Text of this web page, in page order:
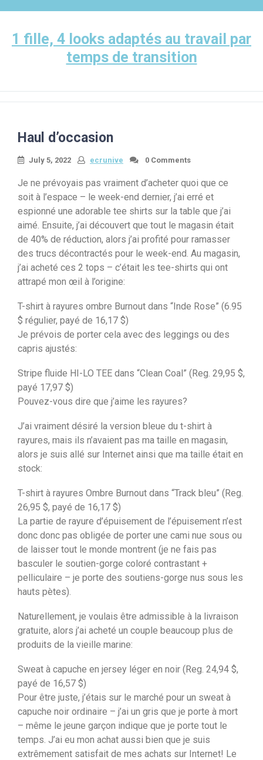
content
1 fille, 4 looks adaptés au travail par
temps de transition
Haul d’occasion
July 5, 2022 ecrunive 0 Comments
Je ne prévoyais pas vraiment d’acheter quoi que ce
soit à l’espace – le week-end dernier, j’ai erré et
espionné une adorable tee shirts sur la table que j’ai
aimé. Ensuite, j’ai découvert que tout le magasin était
de 40% de réduction, alors j’ai profité pour ramasser
des trucs décontractés pour le week-end. Au magasin,
j’ai acheté ces 2 tops – c’était les tee-shirts qui ont
attrapé mon œil à l’origine:
T-shirt à rayures ombre Burnout dans “Inde Rose” (6.95
$ régulier, payé de 16,17 $)
Je prévois de porter cela avec des leggings ou des
capris ajustés:
Stripe fluide HI-LO TEE dans “Clean Coal” (Reg. 29,95 $,
payé 17,97 $)
Pouvez-vous dire que j’aime les rayures?
J’ai vraiment désiré la version bleue du t-shirt à
rayures, mais ils n’avaient pas ma taille en magasin,
alors je suis allé sur Internet ainsi que ma taille était en
stock:
T-shirt à rayures Ombre Burnout dans “Track bleu” (Reg.
26,95 $, payé de 16,17 $)
La partie de rayure d’épuisement de l’épuisement n’est
donc donc pas obligée de porter une cami nue sous ou
de laisser tout le monde montrent (je ne fais pas
basculer le soutien-gorge coloré contrastant +
pelliculaire – je porte des soutiens-gorge nus sous les
hauts pètes).
Naturellement, je voulais être admissible à la livraison
gratuite, alors j’ai acheté un couple beaucoup plus de
produits de la vieille marine:
Sweat à capuche en jersey léger en noir (Reg. 24,94 $,
payé de 16,57 $)
Pour être juste, j’étais sur le marché pour un sweat à
capuche noir ordinaire – j’ai un gris que je porte à mort
– même le jeune garçon indique que je porte tout le
temps. J’ai eu mon achat aussi bien que je suis
extrêmement satisfait de mes achats sur Internet! Le